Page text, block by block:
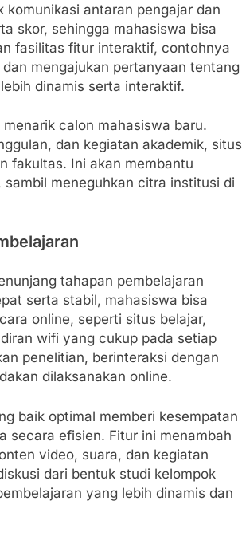
antaran pengajar dan
skor, sehingga mahasiswa bisa
fasilitas fitur interaktif, contohnya
mengajukan pertanyaan tentang
dinamis serta interaktif.
calon mahasiswa baru.
dan kegiatan akademik, situs
fakultas. Ini akan membantu
meneguhkan citra institusi di
tahapan pembelajaran
serta stabil, mahasiswa bisa
online, seperti situs belajar,
wifi yang cukup pada setiap
penelitian, berinteraksi dengan
dilaksanakan online.
baik optimal memberi kesempatan
secara efisien. Fitur ini menambah
video, suara, dan kegiatan
dari bentuk studi kelompok
yang lebih dinamis dan